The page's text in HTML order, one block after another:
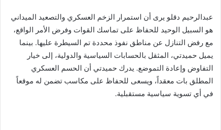
عبدالرحيم دقلو يرى أن استمرار الزخم العسكري والتصعيد الميداني
هو السبيل الوحيد للحفاظ على تماسك القوات وفرض الأمر الواقع،
مع رفض التنازل عن مناطق نفوذ محددة تم السيطرة عليها. بينما
يميل حميدتي، المثقل بالحسابات السياسية والدولية، إلى خيار
التفاوض وإعادة التموضع. يدرك حميدتي أن الحسم العسكري
المطلق بات معقداً، ويسعى للحفاظ على مكاسب تضمن له موقعاً
في أي تسوية سياسية مستقبلية.